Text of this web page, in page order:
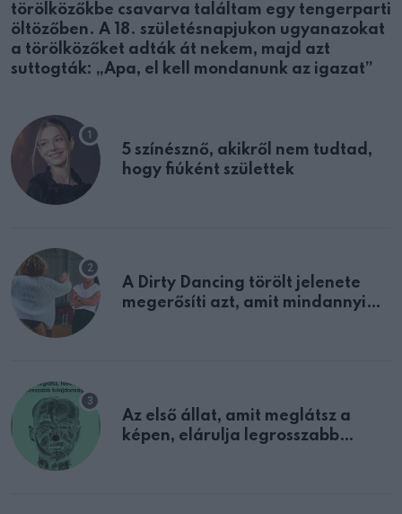
törölközőkbe csavarva találtam egy tengerparti
öltözőben. A 18. születésnapjukon ugyanazokat
a törölközőket adták át nekem, majd azt
suttogták: „Apa, el kell mondanunk az igazat”
5 színésznő, akikről nem tudtad,
hogy fiúként születtek
A Dirty Dancing törölt jelenete
megerősíti azt, amit mindannyian
Az első állat, amit meglátsz a
képen, elárulja legrosszabb